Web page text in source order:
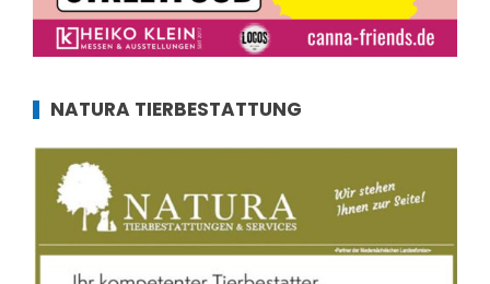
NATURA TIERBESTATTUNG